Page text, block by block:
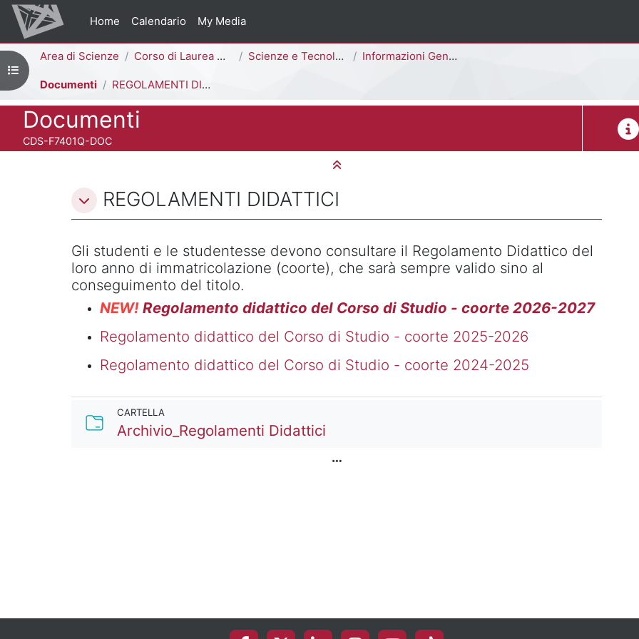
Vai al contenuto principale
Home
Calendario My Media
Apri indice del corso
Percorso della pagina
Area di Scienze Corso di Laurea Magistrale Scienze e Tecnologie Geologiche [F7402Q - F7401Q] Informazioni Generali del Corso di Studi
Documenti REGOLAMENTI DIDATTICI
Titolo del corso
Documenti
Codice identificativo del corso
CDS-F7401Q-DOC
Minimizza tutto
REGOLAMENTI DIDATTICI
Gli studenti e le studentesse devono consultare il Regolamento Didattico del
loro anno di immatricolazione (coorte), che sarà sempre valido sino al
conseguimento del titolo.
NEW! Regolamento didattico del Corso di Studio - coorte 2026-2027
Regolamento didattico del Corso di Studio - coorte 2025-2026
Regolamento didattico del Corso di Studio - coorte 2024-2025
CARTELLA
Archivio_Regolamenti Didattici